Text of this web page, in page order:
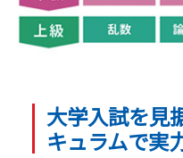
大学入試を見
キュラムで実